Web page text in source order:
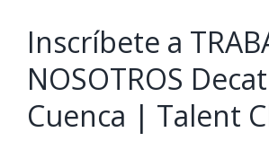
Inscríbete a
NOSOTROS
Cuenca | Talent